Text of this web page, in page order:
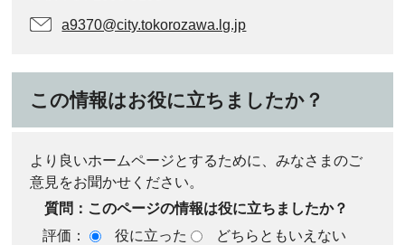
a9370@city.tokorozawa.lg.jp
この情報はお役に立ちましたか？
より良いホームページとするために、みなさまのご
意見をお聞かせください。
質問：このページの情報は役に立ちましたか？
評価：
役に立った
どちらともいえない